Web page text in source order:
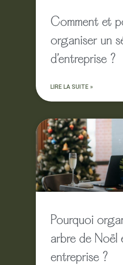
Comment et
organiser un
d’entreprise ?
LIRE LA SUITE »
Pourquoi
arbre de Noël
entreprise ?